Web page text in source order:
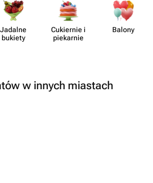
Jadalne
bukiety
Cukiernie i
piekarnie
Balony
w innych miastach